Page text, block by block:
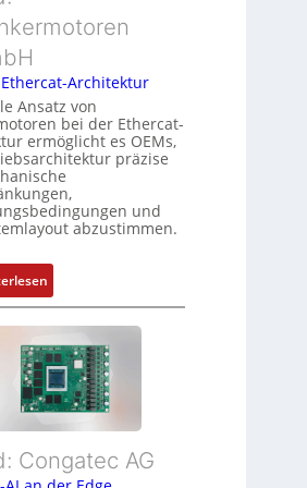
e
w
a
c
h
u
n
g
s
s
u
n
g
u
n
Z
u
s
t
a
n
d
ü
e
t
y
p
s
o
r
g
t
f
ü
r
m
e
h
r
i
Architektur
Ansatz von
bei der Ethercat-
ermöglicht es OEMs,
präzise
und
abzustimmen.
:
F
l
e
x
i
b
e
Congatec AG